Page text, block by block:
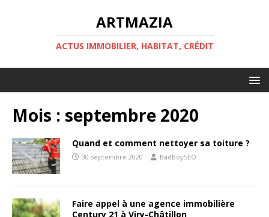
ARTMAZIA
ACTUS IMMOBILIER, HABITAT, CRÉDIT
Mois : septembre 2020
Quand et comment nettoyer sa toiture ?
30 septembre 2020 BadBoySEO
Faire appel à une agence immobilière
Century 21 à Viry-Châtillon